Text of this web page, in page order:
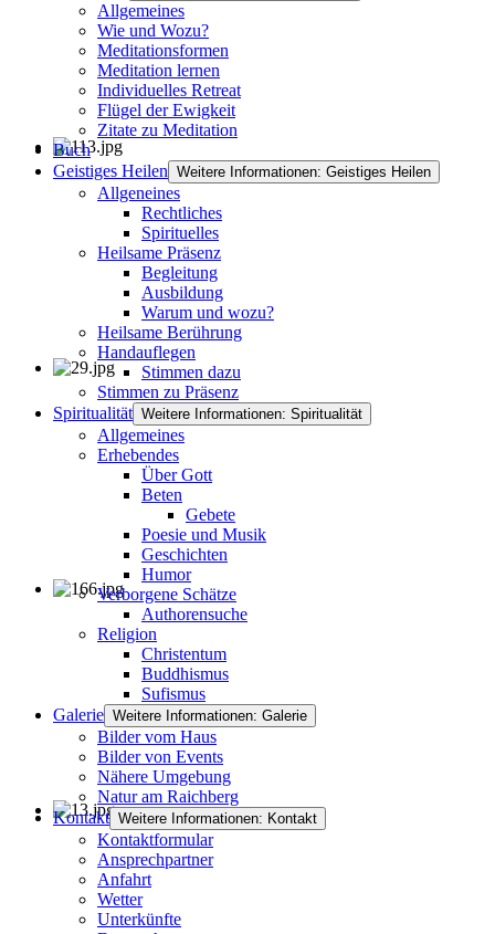
Allgemeines
Wie und Wozu?
Meditationsformen
Meditation lernen
Individuelles Retreat
Flügel der Ewigkeit
Zitate zu Meditation
Buch
Geistiges Heilen Weitere Informationen: Geistiges Heilen
Allgeneines
Rechtliches
Spirituelles
Heilsame Präsenz
Begleitung
Ausbildung
Warum und wozu?
Heilsame Berührung
Handauflegen
Stimmen dazu
Stimmen zu Präsenz
Spiritualität Weitere Informationen: Spiritualität
Allgemeines
Erhebendes
Über Gott
Beten
Gebete
Poesie und Musik
Geschichten
Humor
Verborgene Schätze
Authorensuche
Religion
Christentum
Buddhismus
Sufismus
Galerie Weitere Informationen: Galerie
Bilder vom Haus
Bilder von Events
Nähere Umgebung
Natur am Raichberg
Kontakt Weitere Informationen: Kontakt
Kontaktformular
Ansprechpartner
Anfahrt
Wetter
Unterkünfte